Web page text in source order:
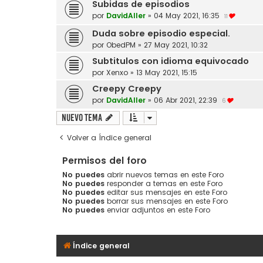
Subidas de episodios
por DavidAller » 04 May 2021, 16:35 11
Duda sobre episodio especial.
por ObedPM » 27 May 2021, 10:32
Subtitulos con idioma equivocado
por Xenxo » 13 May 2021, 15:15
Creepy Creepy
por DavidAller » 06 Abr 2021, 22:39 6
Nuevo Tema
Volver a Índice general
Permisos del foro
No puedes abrir nuevos temas en este Foro
No puedes responder a temas en este Foro
No puedes editar sus mensajes en este Foro
No puedes borrar sus mensajes en este Foro
No puedes enviar adjuntos en este Foro
Índice general